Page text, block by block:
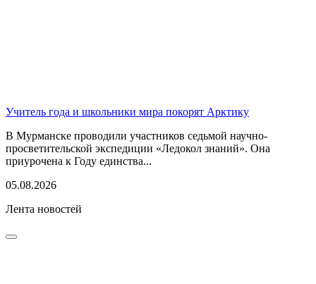
Учитель года и школьники мира покорят Арктику
В Мурманске проводили участников седьмой научно-
просветительской экспедиции «Ледокол знаний». Она
приурочена к Году единства...
05.08.2026
Лента новостей